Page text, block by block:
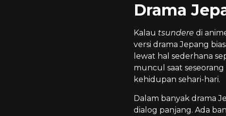
Drama
Kalau tsundere di
versi drama Jepang
lewat hal sederhana
muncul saat
kehidupan sehari-hari.
Dalam banyak drama
dialog panjang. Ada